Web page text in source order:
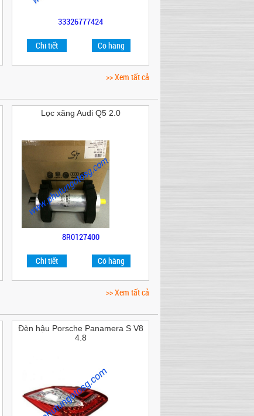
33326777424
Chi tiết Có hàng
>> Xem tất cả
Lọc xăng Audi Q5 2.0
8R0127400
Chi tiết Có hàng
>> Xem tất cả
Đèn hậu Porsche Panamera S V8
4.8